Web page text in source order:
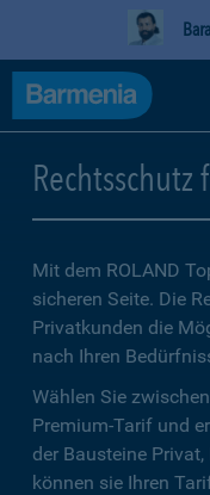
Mit dem ROLAND
sicheren Seite. Die
Privatkunden die
nach Ihren
Wählen Sie
Premium-Tarif und
der Bausteine
können sie Ihren